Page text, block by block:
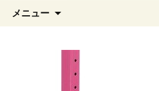
メニュー
ン